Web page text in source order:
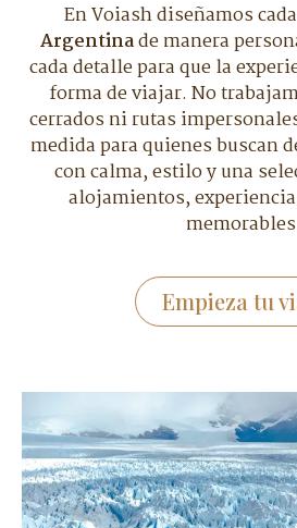
En Voiash diseñamos cada
Argentinade manera
cada detalle para que la
forma de viajar. No
cerrados ni rutas
medida para quienes buscan
con calma, estilo y una
alojamientos,
Empieza tu